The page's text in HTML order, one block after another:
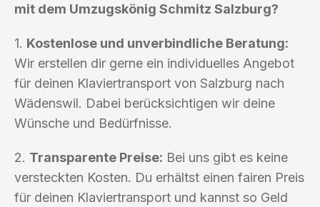
mit dem Umzugskönig Schmitz Salzburg?
1. Kostenlose und unverbindliche Beratung:
Wir erstellen dir gerne ein individuelles Angebot
für deinen Klaviertransport von Salzburg nach
Wädenswil. Dabei berücksichtigen wir deine
Wünsche und Bedürfnisse.
2. Transparente Preise: Bei uns gibt es keine
versteckten Kosten. Du erhältst einen fairen Preis
für deinen Klaviertransport und kannst so Geld